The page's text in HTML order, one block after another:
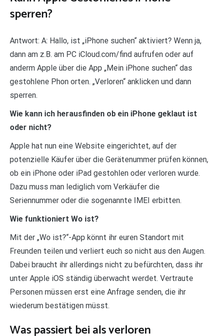
sperren?
Antwort: A: Hallo, ist „iPhone suchen“ aktiviert? Wenn ja,
dann am z.B. am PC iCloud.com/find aufrufen oder auf
anderm Apple über die App „Mein iPhone suchen“ das
gestohlene Phon orten. „Verloren“ anklicken und dann
sperren.
Wie kann ich herausfinden ob ein iPhone geklaut ist
oder nicht?
Apple hat nun eine Website eingerichtet, auf der
potenzielle Käufer über die Gerätenummer prüfen können,
ob ein iPhone oder iPad gestohlen oder verloren wurde.
Dazu muss man lediglich vom Verkäufer die
Seriennummer oder die sogenannte IMEI erbitten.
Wie funktioniert Wo ist?
Mit der „Wo ist?“-App könnt ihr euren Standort mit
Freunden teilen und verliert euch so nicht aus den Augen.
Dabei braucht ihr allerdings nicht zu befürchten, dass ihr
unter Apple iOS ständig überwacht werdet. Vertraute
Personen müssen erst eine Anfrage senden, die ihr
wiederum bestätigen müsst.
Was passiert bei als verloren